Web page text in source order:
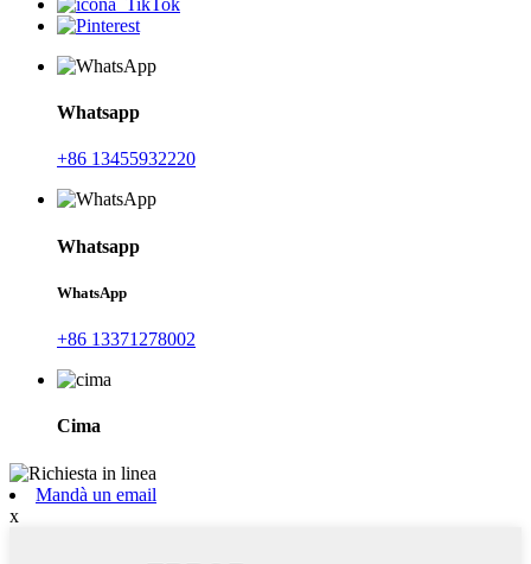
Whatsapp
+86 13455932220
Whatsapp
WhatsApp
+86 13371278002
Cima
Mandà un email
x